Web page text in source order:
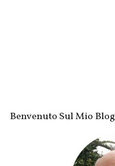
Benvenuto Sul Mio Blog